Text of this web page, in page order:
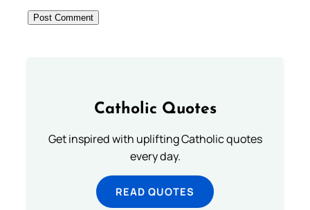
Catholic Quotes
Get inspired with uplifting Catholic quotes
every day.
READ QUOTES